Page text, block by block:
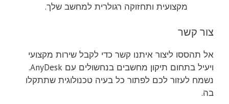
מקצועית ותחזוקה רגולרית למחשב שלך.
צור קשר
אל תהססו ליצור איתנו קשר כדי לקבל שירות מקצועי
ויעיל בתחום תיקון מחשבים בנחשולים עם AnyDesk.
נשמח לעזור לכם לפתור כל בעיה טכנולוגית שתתקלו
בה.